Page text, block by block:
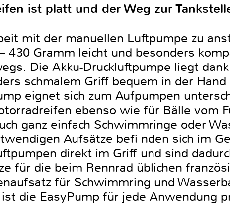
ist platt und der Weg zur
mit der manuellen Luftpumpe zu
430 Gramm leicht und besonders
Die Akku-Druckluftpumpe liegt
schmalem Griff bequem in der
eignet sich zum Aufpumpen
ebenso wie für Bälle vom
ganz einfach Schwimmringe oder
Aufsätze befi nden sich im
direkt im Griff und sind
für die beim Rennrad üblichen
für Schwimmring und
die EasyPump für jede Anwendung